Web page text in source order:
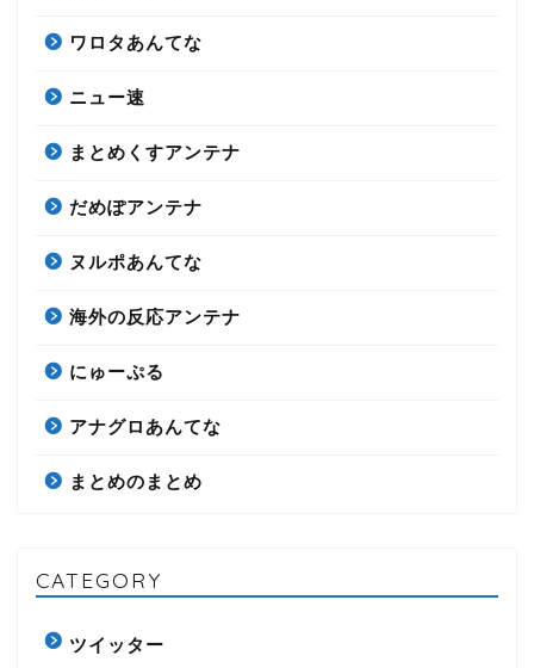
ワロタあんてな
ニュー速
まとめくすアンテナ
だめぽアンテナ
ヌルポあんてな
海外の反応アンテナ
にゅーぷる
アナグロあんてな
まとめのまとめ
CATEGORY
ツイッター